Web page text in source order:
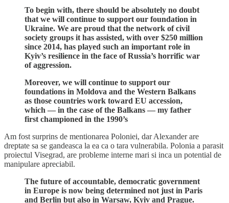
To begin with, there should be absolutely no doubt
that we will continue to support our foundation in
Ukraine. We are proud that the network of civil
society groups it has assisted, with over $250 million
since 2014, has played such an important role in
Kyiv’s resilience in the face of Russia’s horrific war
of aggression.
Moreover, we will continue to support our
foundations in Moldova and the Western Balkans
as those countries work toward EU accession,
which — in the case of the Balkans — my father
first championed in the 1990’s
Am fost surprins de mentionarea Poloniei, dar Alexander are
dreptate sa se gandeasca la ea ca o tara vulnerabila. Polonia a parasit
proiectul Visegrad, are probleme interne mari si inca un potential de
manipulare apreciabil.
The future of accountable, democratic government
in Europe is now being determined not just in Paris
and Berlin but also in Warsaw, Kyiv and Prague.